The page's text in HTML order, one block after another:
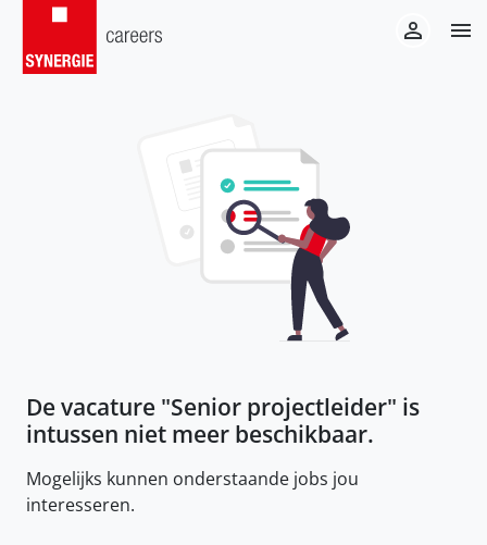
De vacature "Senior projectleider" is
intussen niet meer beschikbaar.
Mogelijks kunnen onderstaande jobs jou
interesseren.